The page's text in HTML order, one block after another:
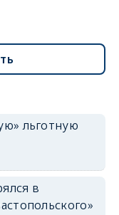
льготную
в